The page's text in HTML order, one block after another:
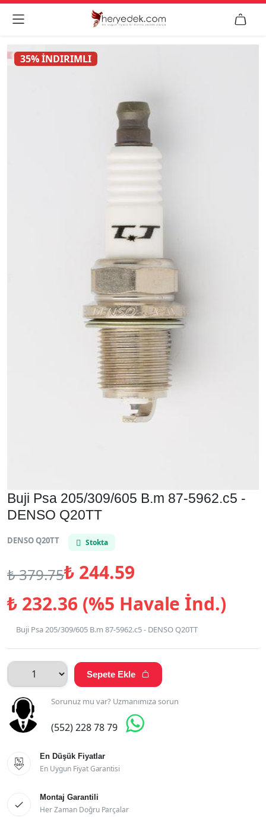
 
35% İNDIRIMLI
Buji Psa 205/309/605 B.m 87-5962.c5 -
DENSO Q20TT
DENSO Q20TT Stokta
₺379.75₺244.59
₺232.36 (%5 Havale İnd.)
Buji Psa 205/309/605 B.m 87-5962.c5 - DENSO Q20TT
Sepete Ekle 
Sorunuz mu var? Uzmanımıza sorun
(552) 228 78 79 

En Düşük Fiyatlar
En Uygun Fiyat Garantisi

Montaj Garantili
Her Zaman Doğru Parçalar